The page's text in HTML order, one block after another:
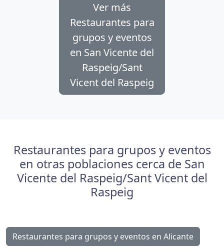
Ver más
Restaurantes para
grupos y eventos
en San Vicente del
Raspeig/Sant
Vicent del Raspeig
Restaurantes para grupos y eventos
en otras poblaciones cerca de San
Vicente del Raspeig/Sant Vicent del
Raspeig
Restaurantes para grupos y eventos en Alicante